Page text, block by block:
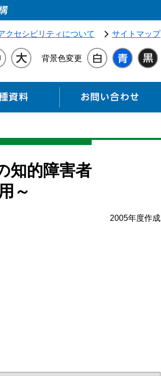
クセシビリティについて サイトマップ
背景色変更
例 各種資料
知的障害者
～
2005年度作成